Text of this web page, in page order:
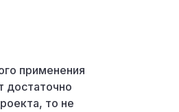
применения
достаточно
то не